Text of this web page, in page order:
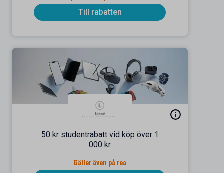
Till rabatten
50 kr studentrabatt vid köp över 1
000 kr
Gäller även på rea